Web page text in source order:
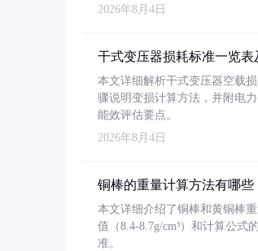
2026年8月4日
干式变压器损耗标准一览表
本文详细解析干式变压器空载
骤说明变损计算方法，并附电
能效评估要点。
2026年8月4日
铜棒的重量计算方法有哪些
本文详细介绍了铜棒和黄铜棒
值（8.4-8.7g/cm³）和计算公式
准。